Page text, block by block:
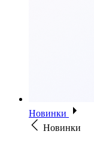
Новинки
Новинки